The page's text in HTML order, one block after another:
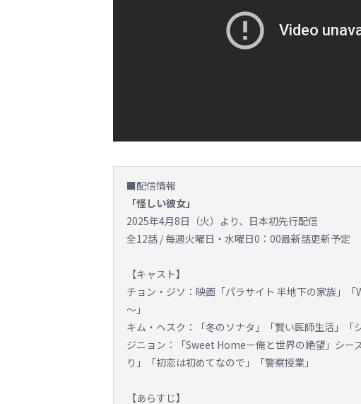
■配信情報
「怪しい彼女」
2025年4月8日（火）より、日本初先行配信
全12話 / 毎週火曜日・水曜日0：00最新話更新予定
【キャスト】
チョン・ジソ：映画「パラサイト 半地下の家族」
～」
キム・ヘスク：「冬のソナタ」「賢い医師生活」「
ジニョン：「Sweet Homeー俺と世界の絶望」シー
り」「初恋は初めてなので」「警察授業」
【あらすじ】